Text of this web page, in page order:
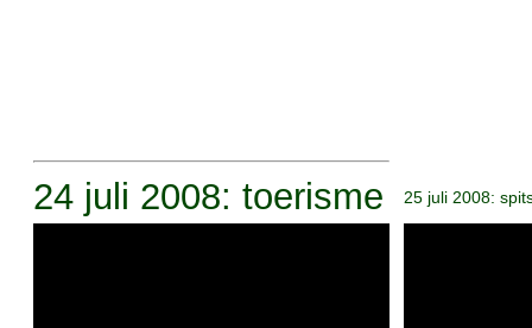
24 juli 2008: toerisme 25 juli 2008: